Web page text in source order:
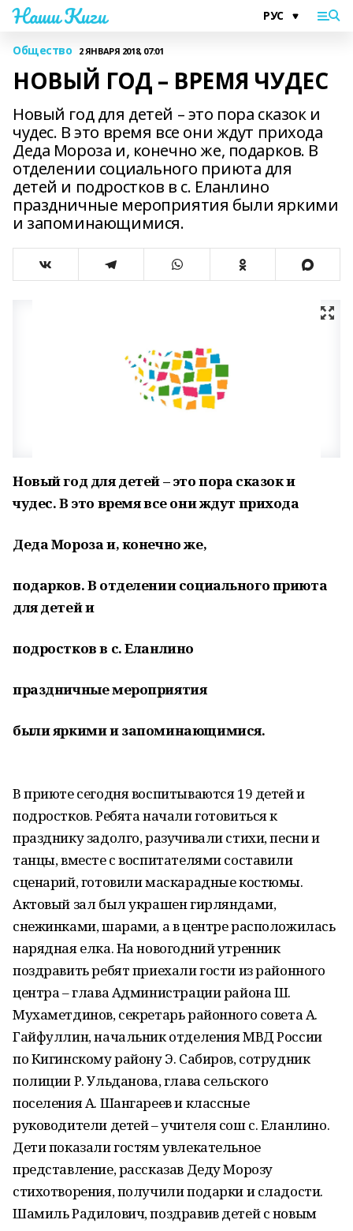
Наши Киги
Общество 2 ЯНВАРЯ 2018, 07:01
НОВЫЙ ГОД – ВРЕМЯ ЧУДЕС
Новый год для детей – это пора сказок и
чудес. В это время все они ждут прихода
Деда Мороза и, конечно же, подарков. В
отделении социального приюта для
детей и подростков в с. Еланлино
праздничные мероприятия были яркими
и запоминающимися.
Новый год для детей – это пора сказок и
чудес. В это время все они ждут прихода
Деда Мороза и, конечно же,
подарков. В отделении социального приюта
для детей и
подростков в с. Еланлино
праздничные мероприятия
были яркими и запоминающимися.
В приюте сегодня воспитываются 19 детей и
подростков. Ребята начали готовиться к
празднику задолго, разучивали стихи, песни и
танцы, вместе с воспитателями составили
сценарий, готовили маскарадные костюмы.
Актовый зал был украшен гирляндами,
снежинками, шарами, а в центре расположилась
нарядная елка. На новогодний утренник
поздравить ребят приехали гости из районного
центра – глава Администрации района Ш.
Мухаметдинов, секретарь районного совета А.
Гайфуллин, начальник отделения МВД России
по Кигинскому району Э. Сабиров, сотрудник
полиции Р. Ульданова, глава сельского
поселения А. Шангареев и классные
руководители детей – учителя сош с. Еланлино.
Дети показали гостям увлекательное
представление, рассказав Деду Морозу
стихотворения, получили подарки и сладости.
Шамиль Радилович, поздравив детей с новым